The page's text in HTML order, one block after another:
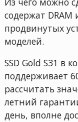
содержат
продвинутых
моделей.
SSD Gold S31 в
поддерживает
рассчитать
летний
день, вполне